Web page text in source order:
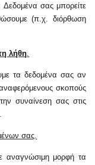
Δεδομένα σας μπορείτε
(π.χ. διόρθωση
λήθη.
τα δεδομένα σας αν
σκοπούς
συναίνεση σας στις
σας.
αναγνώσιμη μορφή τα